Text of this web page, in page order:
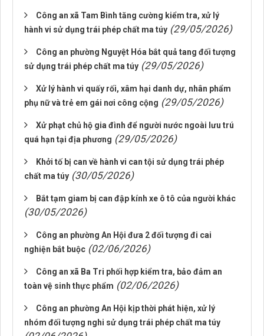
Công an xã Tam Bình tăng cường kiểm tra, xử lý
hành vi sử dụng trái phép chất ma túy (29/05/2026)
Công an phường Nguyệt Hóa bắt quả tang đối tượng
sử dụng trái phép chất ma túy (29/05/2026)
Xử lý hành vi quấy rối, xâm hại danh dự, nhân phẩm
phụ nữ và trẻ em gái nơi công cộng (29/05/2026)
Xử phạt chủ hộ gia đình để người nước ngoài lưu trú
quá hạn tại địa phương (29/05/2026)
Khởi tố bị can về hành vi can tội sử dụng trái phép
chất ma túy (30/05/2026)
Bắt tạm giam bị can đập kính xe ô tô của người khác
(30/05/2026)
Công an phường An Hội đưa 2 đối tượng đi cai
nghiện bắt buộc (02/06/2026)
Công an xã Ba Tri phối hợp kiểm tra, bảo đảm an
toàn vệ sinh thực phẩm (02/06/2026)
Công an phường An Hội kịp thời phát hiện, xử lý
nhóm đối tượng nghi sử dụng trái phép chất ma túy